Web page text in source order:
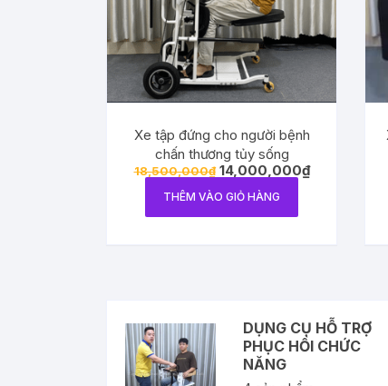
Xe tập đứng cho người bệnh
chấn thương tủy sống
18,500,000₫ 14,000,000₫
THÊM VÀO GIỎ HÀNG
DỤNG CỤ HỖ TRỢ
PHỤC HỒI CHỨC
NĂNG